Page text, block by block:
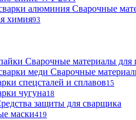
Сварочные
химия93
Сварочные материалы для
Сварочные
спецсталей и сплавов15
чугуна18
защиты для сварщика
маски419